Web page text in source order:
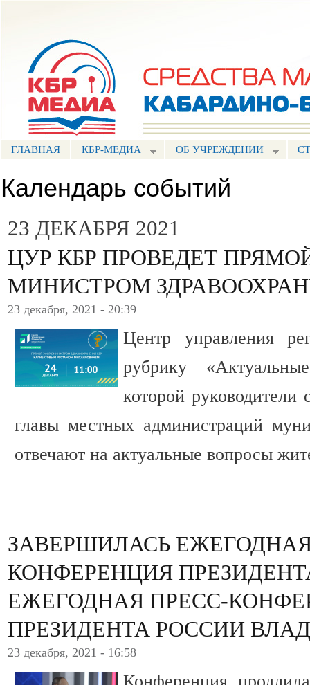
ГЛАВНАЯ КБР-МЕДИА ОБ УЧРЕЖДЕНИИ
Календарь событий
23 ДЕКАБРЯ 2021
ЦУР КБР ПРОВЕДЕТ
МИНИСТРОМ
23 декабря, 2021 - 20:39
Центр управления
рубрику
которой руководители
главы местных администраций
отвечают на актуальные вопросы
ЗАВЕРШИЛАСЬ
КОНФЕРЕНЦИЯ
ЕЖЕГОДНАЯ ПРЕСС-
ПРЕЗИДЕНТА РОССИИ
23 декабря, 2021 - 16:58